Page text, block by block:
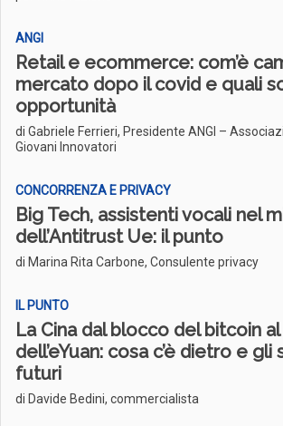
ANGI
Retail e ecommerce: com’è
mercato dopo il covid e quali
opportunità
di Gabriele Ferrieri, Presidente ANGI –
Giovani Innovatori
CONCORRENZA E PRIVACY
Big Tech, assistenti vocali nel
dell’Antitrust Ue: il punto
di Marina Rita Carbone, Consulente privacy
IL PUNTO
La Cina dal blocco del bitcoin
dell’eYuan: cosa c’è dietro e gli
futuri
di Davide Bedini, commercialista